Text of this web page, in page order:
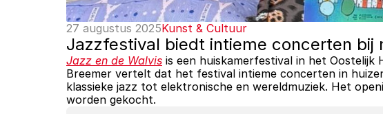
27 augustus 2025Kunst & Cultuur
Jazzfestival biedt intieme concerten bij
Jazz en de Walvis is een huiskamerfestival in het Oostelijk
Breemer vertelt dat het festival intieme concerten in
klassieke jazz tot elektronische en wereldmuziek. Het
worden gekocht.